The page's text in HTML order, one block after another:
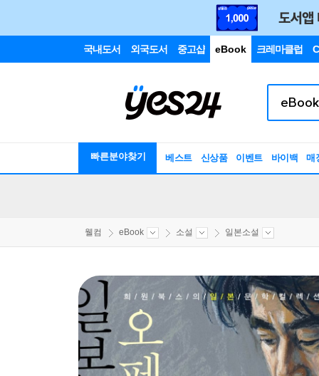
국내도서 외국도서 중고샵 eBook 크레마클럽
빠른분야찾기 베스트 신상품 이벤트 바이백 매
웰컴 eBook 소설 일본소설